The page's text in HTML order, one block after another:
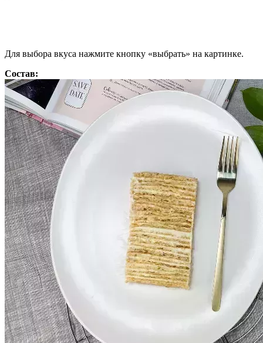
Для выбора вкуса нажмите кнопку «выбрать» на картинке.
Состав: